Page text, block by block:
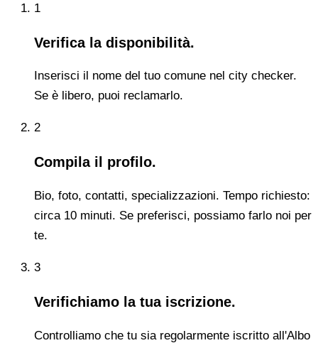
1
Verifica la disponibilità.
Inserisci il nome del tuo comune nel city checker.
Se è libero, puoi reclamarlo.
2
Compila il profilo.
Bio, foto, contatti, specializzazioni. Tempo richiesto:
circa 10 minuti. Se preferisci, possiamo farlo noi per
te.
3
Verifichiamo la tua iscrizione.
Controlliamo che tu sia regolarmente iscritto all'Albo